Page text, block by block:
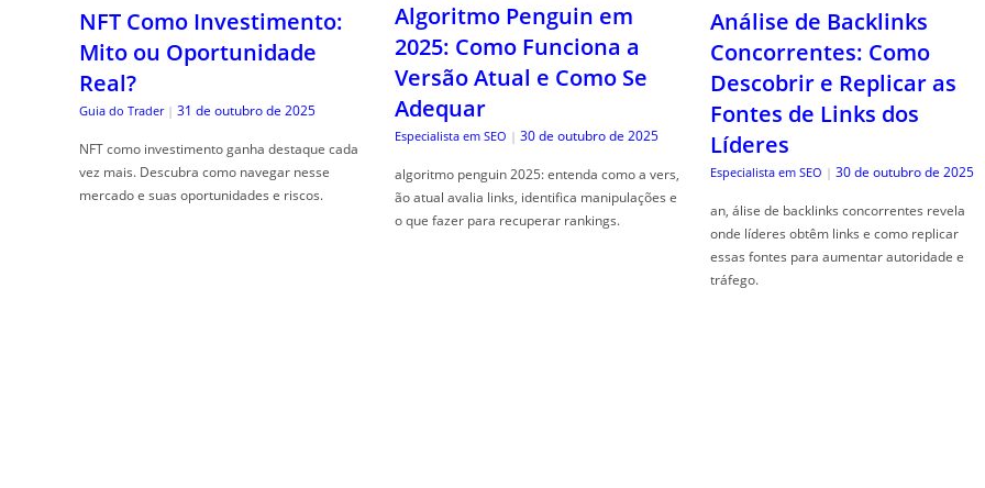
NFT Como Investimento:
Mito ou Oportunidade
Real?
Guia do Trader | 31 de outubro de 2025
NFT como investimento ganha destaque cada
vez mais. Descubra como navegar nesse
mercado e suas oportunidades e riscos.
Algoritmo Penguin em
2025: Como Funciona a
Versão Atual e Como Se
Adequar
Especialista em SEO | 30 de outubro de 2025
algoritmo penguin 2025: entenda como a vers,
ão atual avalia links, identifica manipulações e
o que fazer para recuperar rankings.
Análise de Backlinks
Concorrentes: Como
Descobrir e Replicar as
Fontes de Links dos
Líderes
Especialista em SEO | 30 de outubro de 2025
an, álise de backlinks concorrentes revela
onde líderes obtêm links e como replicar
essas fontes para aumentar autoridade e
tráfego.